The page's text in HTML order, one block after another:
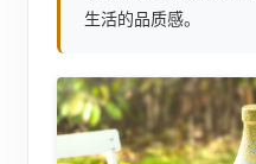
生活的品质感。